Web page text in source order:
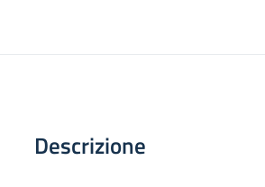
Descrizione